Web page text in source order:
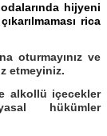
hijyeni
rica
oturmayınız ve
etmeyiniz.
alkollü içecekler
hükümler